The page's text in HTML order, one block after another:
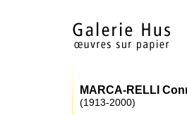
MARCA-RELLI
(1913-2000)